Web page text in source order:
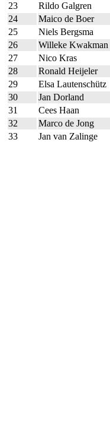
23
Rildo Galgren
24
Maico de Boer
25
Niels Bergsma
26
Willeke Kwakman
27
Nico Kras
28
Ronald Heijeler
29
Elsa Lautenschütz
30
Jan Dorland
31
Cees Haan
32
Marco de Jong
33
Jan van Zalinge